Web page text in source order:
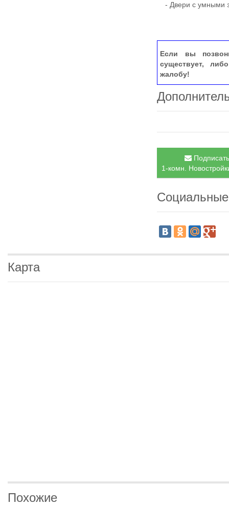
- Двери с умными
Если вы
существует,
жалобу!
1-комн.
Карта
Похожие